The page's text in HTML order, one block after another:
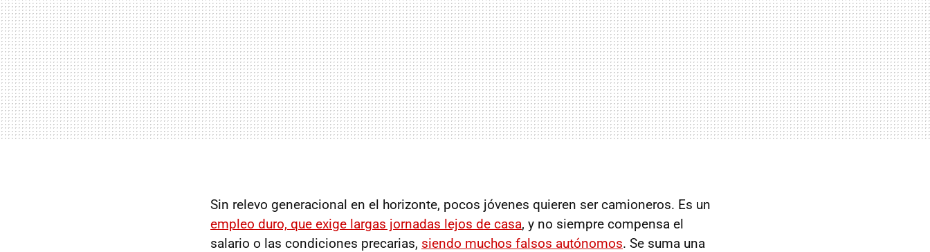
Sin relevo generacional en el horizonte, pocos jóvenes quieren ser camioneros. Es un
empleo duro, que exige largas jornadas lejos de casa, y no siempre compensa el
salario o las condiciones precarias, siendo muchos falsos autónomos. Se suma una